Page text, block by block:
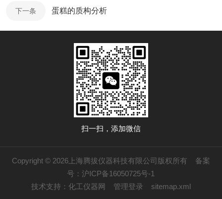
下一条 蛋糕的质构分析
扫一扫，添加微信
Copyright © 2026上海腾拔仪器科技有限公司版权所有 备案
号：沪ICP备16050725号-1
技术支持： 化工仪器网 管理登录 sitemap.xml